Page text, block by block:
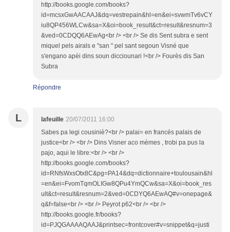
http://books.google.com/books?
id=mcsxGwAACAAJ&dq=vestrepain&hl=en&ei=svwmTv6vCY
iu8QP456WLCw&sa=X&oi=book_result&ct=result&resnum=3
&ved=0CDQQ6AEwAg<br /> <br /> Se dis Sent subra e sent
miquel pels airals e "san " pel sant segoun Visné que
s'engano apèi dins soun dicciounari !<br /> Fourès dis San
Subra
Répondre
L lafeuille 20/07/2011 16:00
Sabes pa legi cousiniè?<br /> palai= en francés palais de
justice<br /> <br /> Dins Visner aco mèmes , trobi pa pus la
pajo, aqui le libre:<br /> <br />
http://books.google.com/books?
id=RNfsWxsOtx8C&pg=PA14&dq=dictionnaire+toulousain&hl
=en&ei=FvomTqmOLIGw8QPu4YmQCw&sa=X&oi=book_res
ult&ct=result&resnum=2&ved=0CDYQ6AEwAQ#v=onepage&
q&f=false<br /> <br /> Peyrot p62<br /> <br />
http://books.google.fr/books?
id=PJQGAAAAQAAJ&printsec=frontcover#v=snippet&q=justi